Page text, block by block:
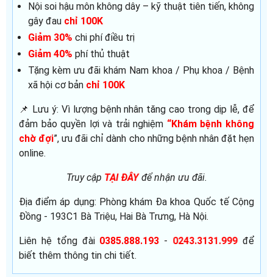
Nội soi hậu môn không dây – kỹ thuật tiên tiến, không
gây đau chỉ 100K
Giảm 30% chi phí điều trị
Giảm 40% phí thủ thuật
Tặng kèm ưu đãi khám Nam khoa / Phụ khoa / Bệnh
xã hội cơ bản chỉ 100K
📌 Lưu ý: Vì lượng bệnh nhân tăng cao trong dịp lễ, để
đảm bảo quyền lợi và trải nghiệm “Khám bệnh không
chờ đợi”, ưu đãi chỉ dành cho những bệnh nhân đặt hẹn
online.
Truy cập TẠI ĐÂYđể nhận ưu đãi.
Địa điểm áp dụng: Phòng khám Đa khoa Quốc tế Cộng
Đồng - 193C1 Bà Triệu, Hai Bà Trưng, Hà Nội.
Liên hệ tổng đài 0385.888.193 - 0243.3131.999
để
biết thêm thông tin chi tiết.